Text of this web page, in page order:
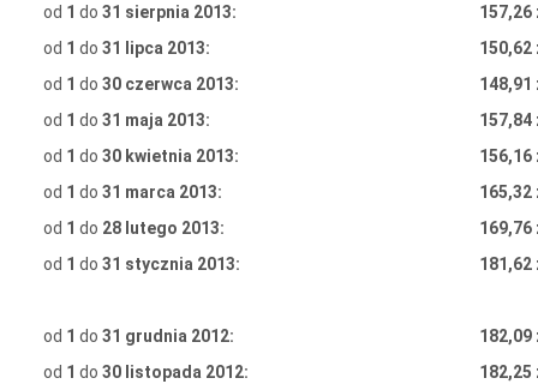
od 1 do 31 sierpnia 2013:
157,26
od 1 do 31 lipca 2013:
150,62
od 1 do 30 czerwca 2013:
148,91
od 1 do 31 maja 2013:
157,84
od 1 do 30 kwietnia 2013:
156,16
od 1 do 31 marca 2013:
165,32
od 1 do 28 lutego 2013:
169,76
od 1 do 31 stycznia 2013: 181,62
od 1 do 31 grudnia 2012:
182,09
od 1 do 30 listopada 2012:
182,25